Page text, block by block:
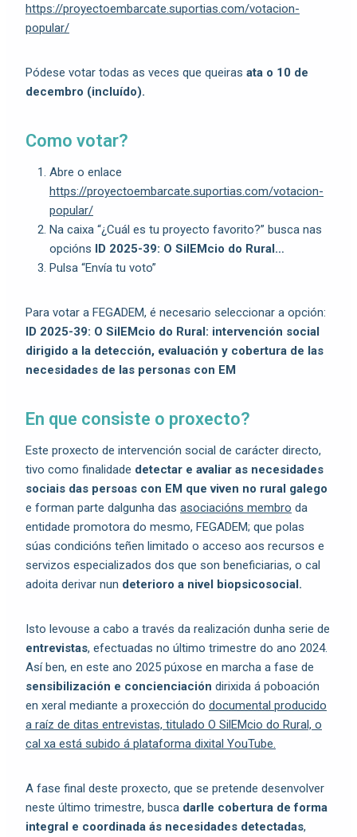
https://proyectoembarcate.suportias.com/votacion-
popular/
Pódese votar todas as veces que queiras ata o 10 de
decembro (incluído).
Como votar?
Abre o enlace
https://proyectoembarcate.suportias.com/votacion-
popular/
Na caixa “¿Cuál es tu proyecto favorito?” busca nas
opcións ID 2025-39: O SilEMcio do Rural…
Pulsa “Envía tu voto”
Para votar a FEGADEM, é necesario seleccionar a opción:
ID 2025-39: O SilEMcio do Rural: intervención social
dirigido a la detección, evaluación y cobertura de las
necesidades de las personas con EM
En que consiste o proxecto?
Este proxecto de intervención social de carácter directo,
tivo como finalidade detectar e avaliar as necesidades
sociais das persoas con EM que viven no rural galego
e forman parte dalgunha das asociacións membro da
entidade promotora do mesmo, FEGADEM; que polas
súas condicións teñen limitado o acceso aos recursos e
servizos especializados dos que son beneficiarias, o cal
adoita derivar nun deterioro a nivel biopsicosocial.
Isto levouse a cabo a través da realización dunha serie de
entrevistas, efectuadas no último trimestre do ano 2024.
Así ben, en este ano 2025 púxose en marcha a fase de
sensibilización e concienciación dirixida á poboación
en xeral mediante a proxección do documental producido
a raíz de ditas entrevistas, titulado O SilEMcio do Rural, o
cal xa está subido á plataforma dixital YouTube.
A fase final deste proxecto, que se pretende desenvolver
neste último trimestre, busca darlle cobertura de forma
integral e coordinada ás necesidades detectadas,